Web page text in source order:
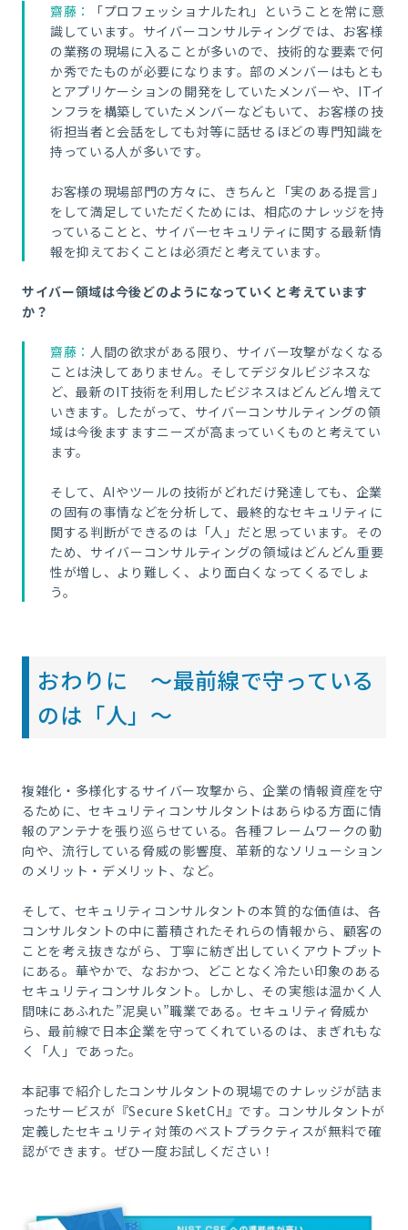
齋藤：
「プロフェッショナルたれ」ということを常に意
識しています。サイバーコンサルティングでは、お客様
の業務の現場に入ることが多いので、技術的な要素で何
か秀でたものが必要になります。部のメンバーはもとも
とアプリケーションの開発をしていたメンバーや、 ITイ
ンフラを構築していたメンバーなどもいて、お客様の技
術担当者と会話をしても対等に話せるほどの専門知識を
持っている人が多いです。
お客様の現場部門の方々に、きちんと「実のある提言」
をして満足していただくためには、相応のナレッジを持
っていることと、サイバーセキュリティに関する最新情
報を抑えておくことは必須だと考えています。
サイバー領域は今後どのようになっていくと考えています
か？
齋藤： 人間の欲求がある限り、サイバー攻撃がなくなる
ことは決してありません。そしてデジタルビジネスな
ど、最新のIT技術を利用したビジネスはどんどん増えて
いきます。したがって、サイバーコンサルティングの領
域は今後ますますニーズが高まっていくものと考えてい
ます。
そして、 AIやツールの技術がどれだけ発達しても、企業
の固有の事情などを分析して、最終的なセキュリティに
関する判断ができるのは「人」だと思っています。その
ため、サイバーコンサルティングの領域はどんどん重要
性が増し、より難しく、より面白くなってくるでしょ
う。
おわりに ～最前線で守っている
のは「人」～
複雑化・多様化するサイバー攻撃から、企業の情報資産を守
るために、セキュリティコンサルタントはあらゆる方面に情
報のアンテナを張り巡らせている。各種フレームワークの動
向や、流行している脅威の影響度、革新的なソリューション
のメリット・デメリット、など。
そして、セキュリティコンサルタントの本質的な価値は、各
コンサルタントの中に蓄積されたそれらの情報から、顧客の
ことを考え抜きながら、丁寧に紡ぎ出していくアウトプット
にある。華やかで、なおかつ、
どことなく冷たい印象のある
セキュリティコンサルタント。しかし、その実態は温かく人
間味にあふれた”泥臭い”職業である。セキュリティ脅威か
ら、最前線で 日本企業を守ってくれているのは、まぎれもな
く「人」であった。
本記事で紹介したコンサルタントの現場でのナレッジが詰ま
ったサービスが『Secure SketCH』です。 コンサルタントが
定義したセキュリティ対策のベストプラクティスが無料で確
認ができます。 ぜひ一度お試しください！